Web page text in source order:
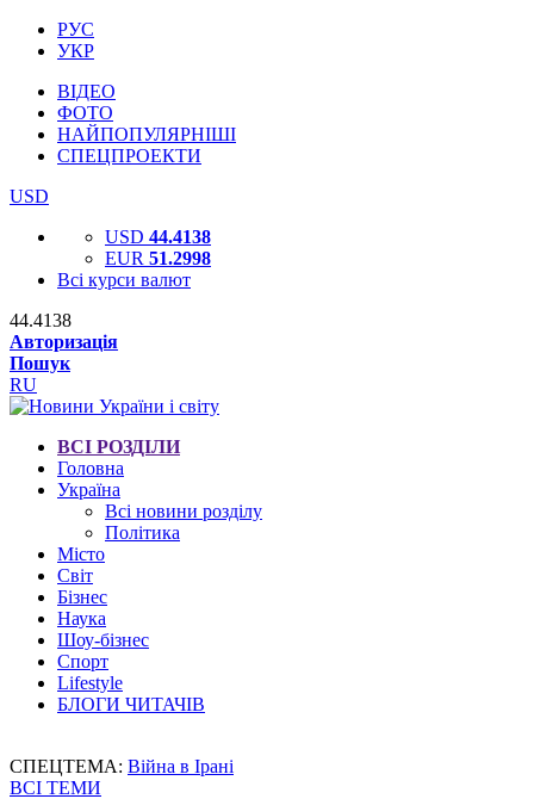
РУС
УКР
ВІДЕО
ФОТО
НАЙПОПУЛЯРНІШІ
СПЕЦПРОЕКТИ
USD
USD 44.4138
EUR 51.2998
Всі курси валют
44.4138
Авторизація
Пошук
RU
ВСІ РОЗДІЛИ
Головна
Україна
Всі новини розділу
Політика
Місто
Світ
Бізнес
Наука
Шоу-бізнес
Спорт
Lifestyle
БЛОГИ ЧИТАЧІВ
СПЕЦТЕМА: Війна в Ірані
ВСІ ТЕМИ